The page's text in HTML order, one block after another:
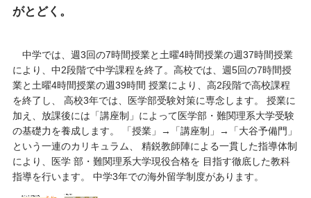
がとどく。
中学では、週3回の7時間授業と土曜4時間授業の週37時間授業
により、中2段階で中学課程を終了。高校では、週5回の7時間授
業と土曜4時間授業の週39時間 授業により、高2段階で高校課程
を終了し、 高校3年では、医学部受験対策に専念します。 授業に
加え、放課後には「講座制」によって医学部・難関理系大学受験
の基礎力を養成します。 「授業」→「講座制」→「大谷予備門」
という一連のカリキュラム、 精鋭教師陣による一貫した指導体制
により、医学 部・難関理系大学現役合格を 目指す徹底した教科
指導を行います。 中学3年での海外留学制度があります。